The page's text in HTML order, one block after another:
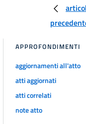
APPROFONDIMENTI
aggiornamenti all'atto
atti aggiornati
atti correlati
note atto